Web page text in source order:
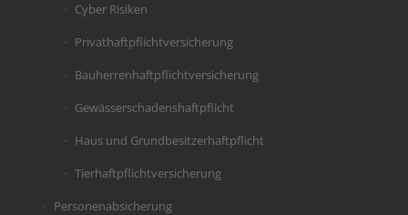
Cyber Risiken
Privathaftpflichtversicherung
Bauherrenhaftpflichtversicherung
Gewässerschadenshaftpflicht
Haus und Grundbesitzerhaftpflicht
Tierhaftpflichtversicherung
Personenabsicherung